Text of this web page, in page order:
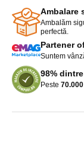
Ambalare
Ambalăm
perfectă.
Partener
Suntem
98%
Peste